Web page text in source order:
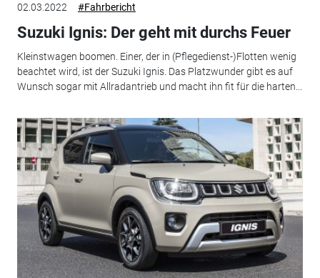
02.03.2022 #Fahrbericht
Suzuki Ignis: Der geht mit durchs Feuer
Kleinstwagen boomen. Einer, der in (Pflegedienst-)Flotten wenig
beachtet wird, ist der Suzuki Ignis. Das Platzwunder gibt es auf
Wunsch sogar mit Allradantrieb und macht ihn fit für die harten...